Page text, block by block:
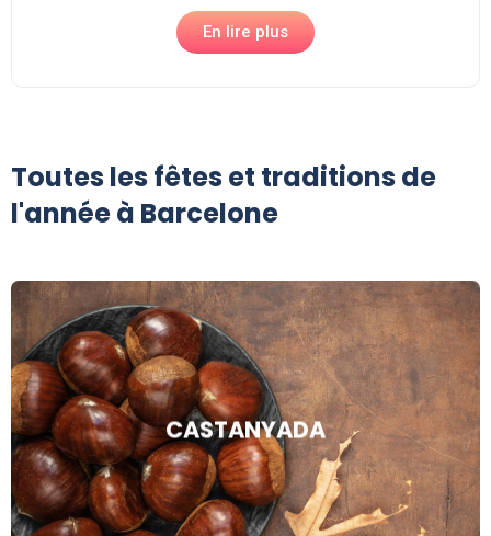
En lire plus
Toutes les fêtes et traditions de
l'année à Barcelone
CASTANYADA